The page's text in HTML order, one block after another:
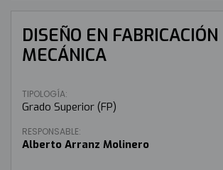
DISEÑO EN FABRICACIÓN
MECÁNICA
TIPOLOGÍA:
Grado Superior (FP)
RESPONSABLE:
Alberto Arranz Molinero